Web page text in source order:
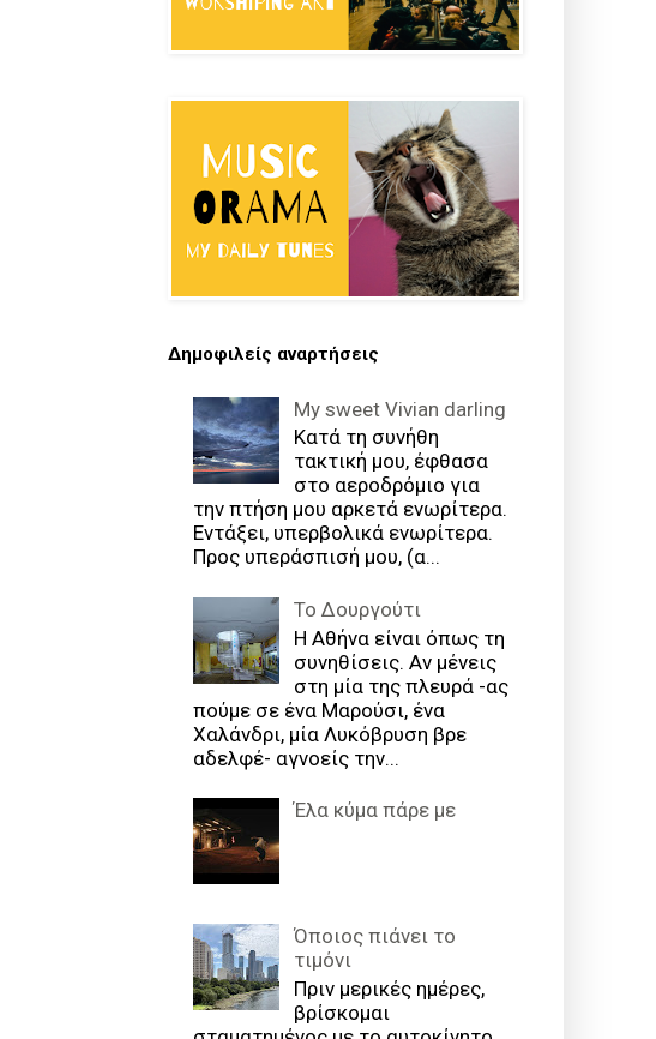
Δημοφιλείς αναρτήσεις
My sweet Vivian darling
Κατά τη συνήθη
τακτική μου, έφθασα
στο αεροδρόμιο για
την πτήση μου αρκετά ενωρίτερα.
Εντάξει, υπερβολικά ενωρίτερα.
Προς υπεράσπισή μου, (α...
Το Δουργούτι
Η Αθήνα είναι όπως τη
συνηθίσεις. Αν μένεις
στη μία της πλευρά -ας
πούμε σε ένα Μαρούσι, ένα
Χαλάνδρι, μία Λυκόβρυση βρε
αδελφέ- αγνοείς την...
Έλα κύμα πάρε με
Όποιος πιάνει το
τιμόνι
Πριν μερικές ημέρες,
βρίσκομαι